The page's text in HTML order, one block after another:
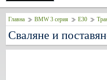
Главна BMW 3 серия E30
Сваляне и